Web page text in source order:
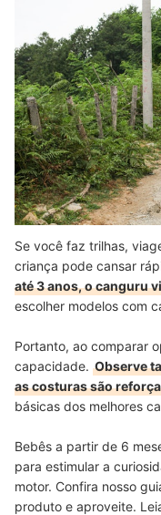
Se você faz trilhas,
criança pode cansar
até 3 anos, o canguru
escolher modelos com
Portanto, ao comparar
capacidade. Observe
as costuras são
básicas dos melhores
Bebês a partir de 6
para estimular a
motor. Confira nosso
produto e aproveite.